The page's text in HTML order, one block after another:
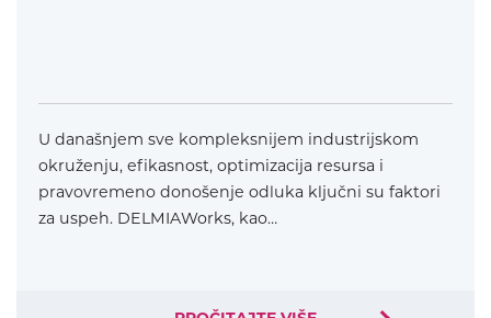
U današnjem sve kompleksnijem industrijskom
okruženju, efikasnost, optimizacija resursa i
pravovremeno donošenje odluka ključni su faktori
za uspeh. DELMIAWorks, kao…